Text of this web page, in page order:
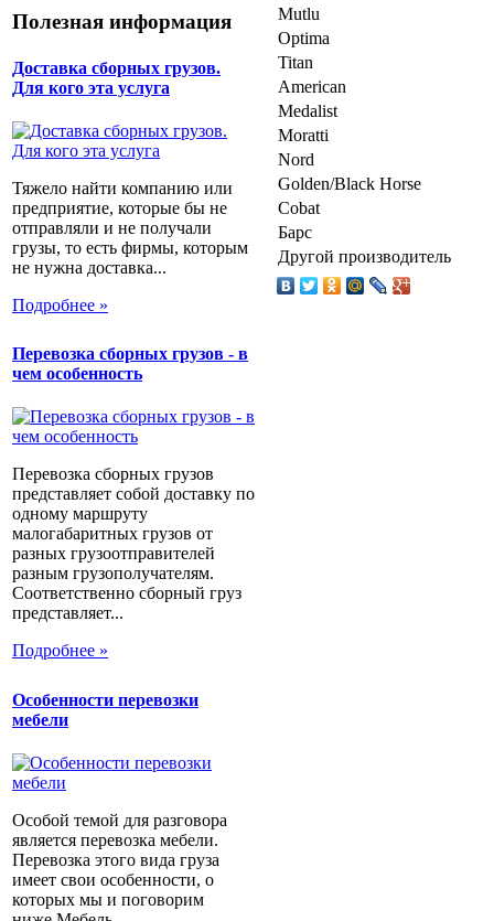
Полезная информация
Доставка сборных грузов.
Для кого эта услуга
Тяжело найти компанию или
предприятие, которые бы не
отправляли и не получали
грузы, то есть фирмы, которым
не нужна доставка...
Подробнее »
Перевозка сборных грузов - в
чем особенность
Перевозка сборных грузов
представляет собой доставку по
одному маршруту
малогабаритных грузов от
разных грузоотправителей
разным грузополучателям.
Соответственно сборный груз
представляет...
Подробнее »
Особенности перевозки
мебели
Особой темой для разговора
является перевозка мебели.
Перевозка этого вида груза
имеет свои особенности, о
которых мы и поговорим
Mutlu
Optima
Titan
American
Medalist
Moratti
Nord
Golden/Black Horse
Cobat
Барс
Другой производитель